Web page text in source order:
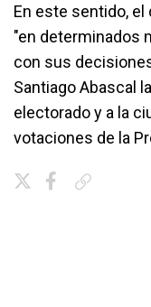
En este sentido, el
"en determinados
con sus
Santiago Abascal
electorado y a la
votaciones de la